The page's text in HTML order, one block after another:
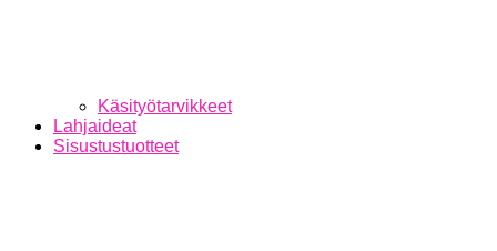
Käsityötarvikkeet
Lahjaideat
Sisustustuotteet